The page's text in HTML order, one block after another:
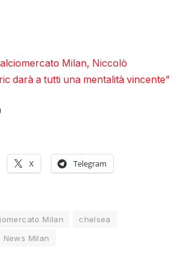
Milan, Niccolò
darà a tutti una mentalità vincente”
X Telegram
Milan
chelsea
News Milan